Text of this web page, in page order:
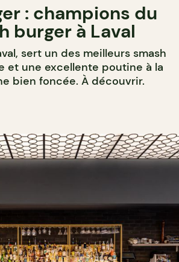
: champions du
burger à Laval
sert un des meilleurs smash
et une excellente poutine à la
bien foncée. À découvrir.